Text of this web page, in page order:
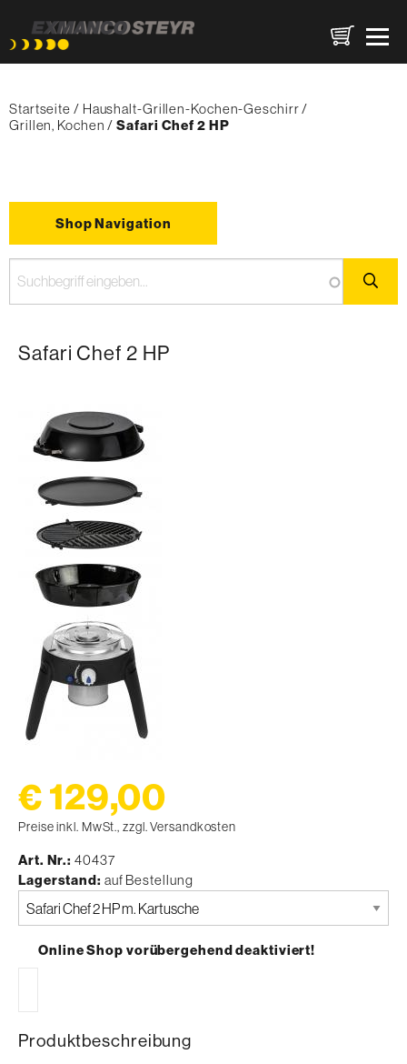
zum
Inhalt
Startseite
Haushalt-Grillen-Kochen-Geschirr
Grillen, Kochen
{'Current'|t}:
Safari Chef 2 HP
Shop Navigation
Safari Chef 2 HP
€ 129,00
Preise inkl. MwSt., zzgl. Versandkosten
Art. Nr. 40437
Lagerstand auf Bestellung
Bitte
auswählen
Online Shop vorübergehend deaktiviert!
Produktbeschreibung